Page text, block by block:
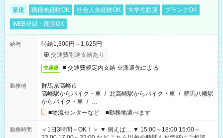
派遣 職種未経験OK 社会人未経験OK 大学生歓迎
ブランクOK
WEB登録・面接OK
給与
時給1,300円～1,625円
交通費別途支給あり
交通費 ■ 交通費規定内支給 ※派遣先による
勤務地
群馬県高崎市
高崎駅からバイク・車 / 北高崎駅からバイク・車 / 群馬八幡駅
からバイク・車 / …
■物流センターなど ■勤務地選べます
勤務時間
＜1日3時間～OK！＞ ▼ 例えば… ▼ 15:00～18:00 15:00～